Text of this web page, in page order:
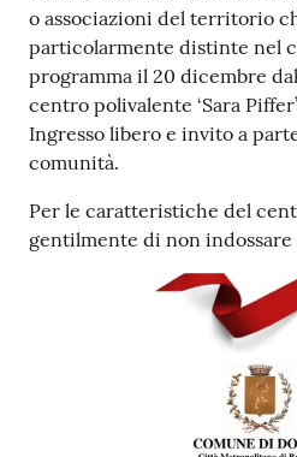
o associazioni del territorio
particolarmente distinte nel
programma il 20 dicembre
centro polivalente ‘Sara
Ingresso libero e invito a
comunità.
Per le caratteristiche del
gentilmente di non